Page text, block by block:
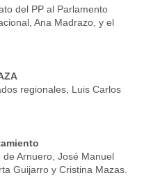
del PP al Parlamento
Ana Madrazo, y el
regionales, Luis Carlos
de Arnuero, José Manuel
Guijarro y Cristina Mazas.